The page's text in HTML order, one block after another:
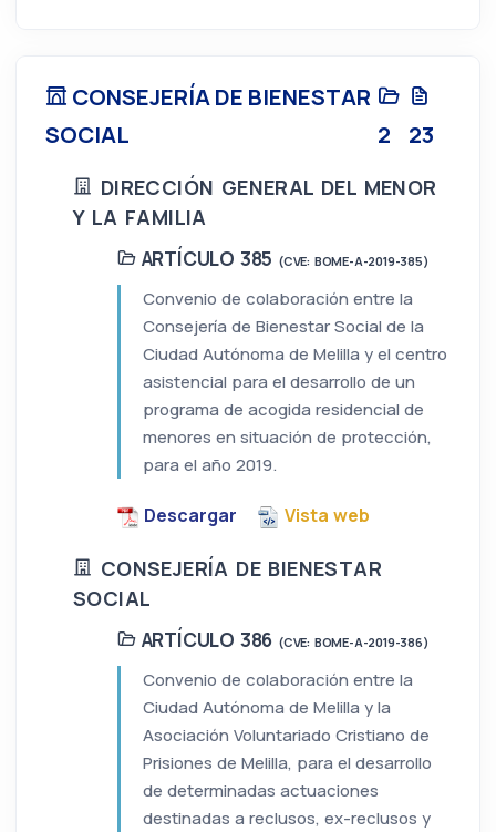
CONSEJERÍA DE BIENESTAR
SOCIAL
2 23
DIRECCIÓN GENERAL DEL MENOR
Y LA FAMILIA
ARTÍCULO 385 (CVE: BOME-A-2019-385)
Convenio de colaboración entre la
Consejería de Bienestar Social de la
Ciudad Autónoma de Melilla y el centro
asistencial para el desarrollo de un
programa de acogida residencial de
menores en situación de protección,
para el año 2019.
Descargar Vista web
CONSEJERÍA DE BIENESTAR
SOCIAL
ARTÍCULO 386 (CVE: BOME-A-2019-386)
Convenio de colaboración entre la
Ciudad Autónoma de Melilla y la
Asociación Voluntariado Cristiano de
Prisiones de Melilla, para el desarrollo
de determinadas actuaciones
destinadas a reclusos, ex-reclusos y